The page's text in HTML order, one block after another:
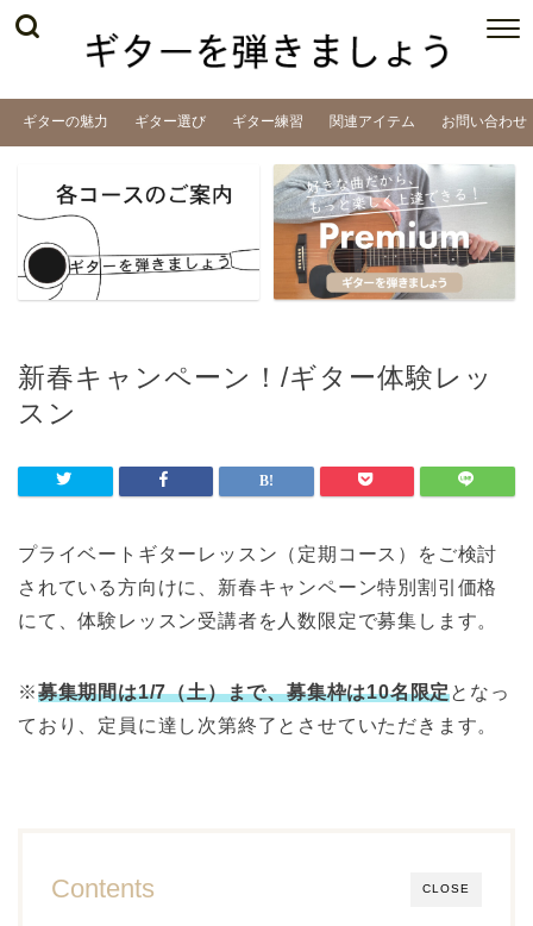
ギターの魅力 ギター選び ギター練習 関連アイテム お問い合わせ
新春キャンペーン！/ギター体験レッ
スン
プライベートギターレッスン（定期コース）をご検討
されている方向けに、新春キャンペーン特別割引価格
にて、体験レッスン受講者を人数限定で募集します。
※募集期間は1/7（土）まで、募集枠は10名限定となっ
ており、定員に達し次第終了とさせていただきます。
CLOSE
Contents